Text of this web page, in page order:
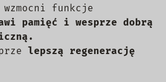
funkcje
pamięć i wesprze dobrą
lepszą regenerację